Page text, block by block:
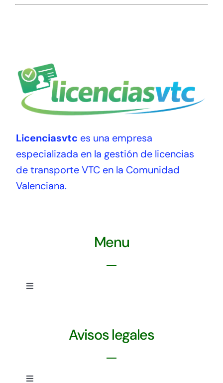
Licenciasvtc es una empresa
especializada en la gestión de licencias
de transporte VTC en la Comunidad
Valenciana.
Menu
Toggle
Condiciones de uso
Avisos legales